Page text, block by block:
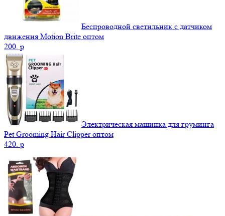
Беспроводной светильник с датчиком
движения Motion Brite оптом
200. p
Электрическая машинка для груминга
Pet Grooming Hair Clipper оптом
420. p